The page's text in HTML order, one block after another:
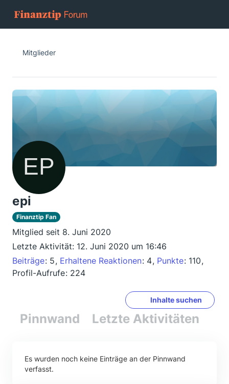
Mitglieder
epi
Finanztip Fan
Mitglied seit 8. Juni 2020
Letzte Aktivität: 12. Juni 2020 um 16:46
Beiträge 5 Erhaltene Reaktionen 4 Punkte 110
Profil-Aufrufe 224
Inhalte suchen
Pinnwand Letzte Aktivitäten
Es wurden noch keine Einträge an der Pinnwand
verfasst.